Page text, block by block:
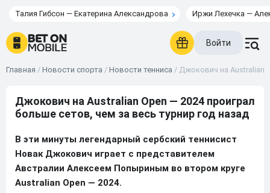
Талия Гибсон — Екатерина Александрова Иржи Лехечка —
Войти
Главная / Новости спорта / Новости тенниса / Джокович на Australian
Джокович на Australian Open — 2024 проиграл
больше сетов, чем за весь турнир год назад
В эти минуты легендарный сербский теннисист
Новак Джокович играет с представителем
Австралии Алексеем Попыриным во втором круге
Australian Open — 2024.